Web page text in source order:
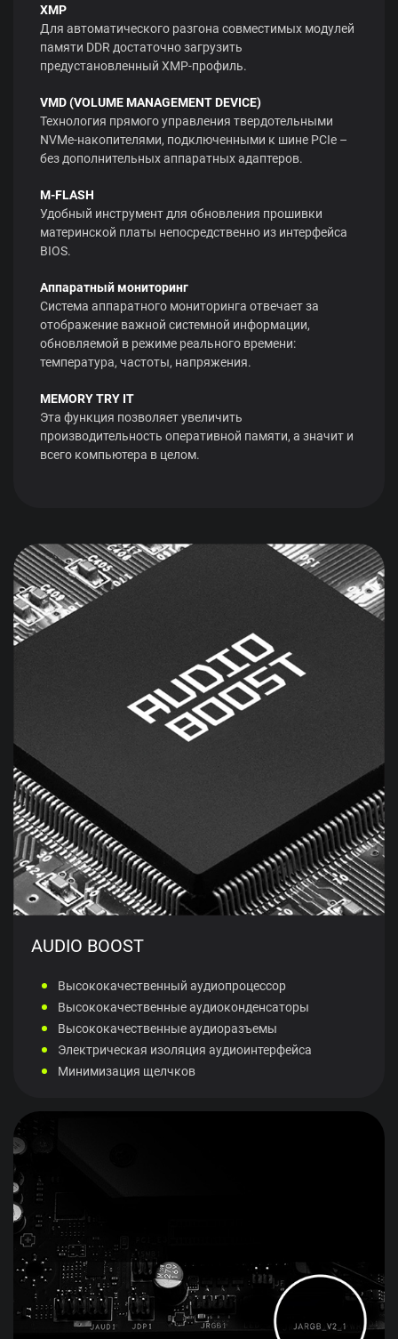
XMP
Для автоматического разгона совместимых модулей
памяти DDR достаточно загрузить
предустановленный XMP-профиль.
VMD (VOLUME MANAGEMENT DEVICE)
Технология прямого управления твердотельными
NVMe-накопителями, подключенными к шине PCIe –
без дополнительных аппаратных адаптеров.
M-FLASH
Удобный инструмент для обновления прошивки
материнской платы непосредственно из интерфейса
BIOS.
Аппаратный мониторинг
Система аппаратного мониторинга отвечает за
отображение важной системной информации,
обновляемой в режиме реального времени:
температура, частоты, напряжения.
MEMORY TRY IT
Эта функция позволяет увеличить
производительность оперативной памяти, а значит и
всего компьютера в целом.
AUDIO BOOST
Высококачественный аудиопроцессор
Высококачественные аудиоконденсаторы
Высококачественные аудиоразъемы
Электрическая изоляция аудиоинтерфейса
Минимизация щелчков